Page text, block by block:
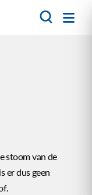
stoom van de
er dus geen